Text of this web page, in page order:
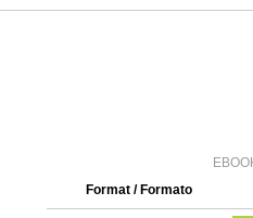
Format / Formato